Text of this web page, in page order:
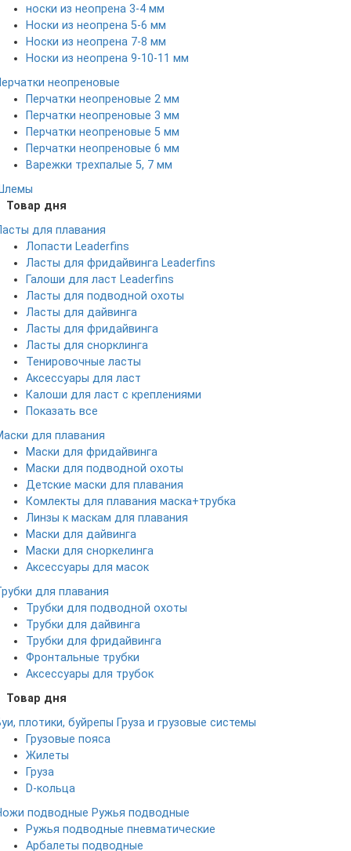
носки из неопрена 3-4 мм
Носки из неопрена 5-6 мм
Носки из неопрена 7-8 мм
Носки из неопрена 9-10-11 мм
неопреновые
Перчатки неопреновые 2 мм
Перчатки неопреновые 3 мм
Перчатки неопреновые 5 мм
Перчатки неопреновые 6 мм
Варежки трехпалые 5, 7 мм
Товар дня
для плавания
Лопасти Leaderfins
Ласты для фридайвинга Leaderfins
Галоши для ласт Leaderfins
Ласты для подводной охоты
Ласты для дайвинга
Ласты для фридайвинга
Ласты для снорклинга
Тенировочные ласты
Аксессуары для ласт
Калоши для ласт с креплениями
Показать все
для плавания
Маски для фридайвинга
Маски для подводной охоты
Детские маски для плавания
Комлекты для плавания маска+трубка
Линзы к маскам для плавания
Маски для дайвинга
Маски для сноркелинга
Аксессуары для масок
для плавания
Трубки для подводной охоты
Трубки для дайвинга
Трубки для фридайвинга
Фронтальные трубки
Аксессуары для трубок
Товар дня
плотики, буйрепы Груза и грузовые системы
Грузовые пояса
Жилеты
Груза
D-кольца
подводные Ружья подводные
Ружья подводные пневматические
Арбалеты подводные